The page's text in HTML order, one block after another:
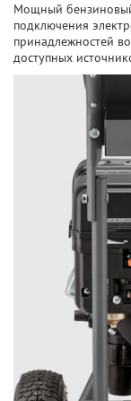
Мощный бензиновый
подключения
принадлежностей
доступных